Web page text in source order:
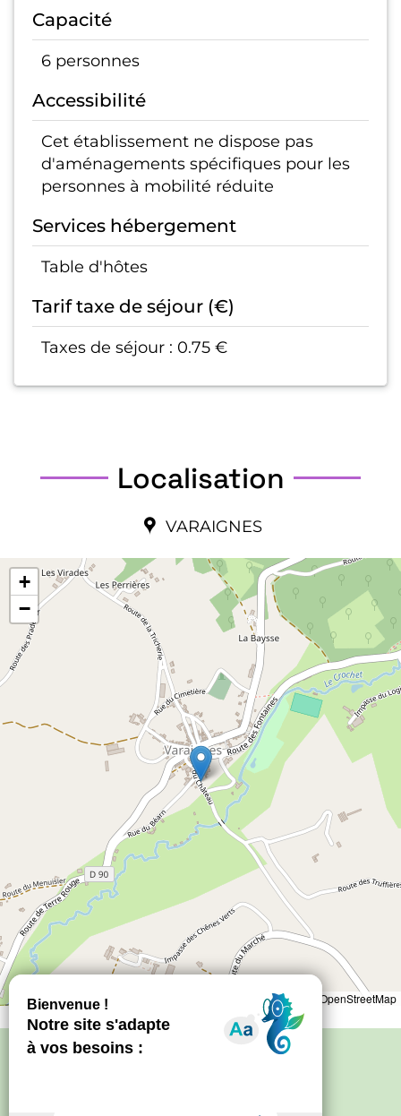
Capacité
6 personnes
Accessibilité
Cet établissement ne dispose pas
d'aménagements spécifiques pour les
personnes à mobilité réduite
Services hébergement
Table d'hôtes
Tarif taxe de séjour (€)
Taxes de séjour : 0.75 €
Localisation
VARAIGNES
+
−
Leaflet OpenStreetMap
Politique de confidentialité
Mentions